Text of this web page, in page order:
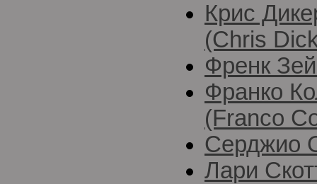
Крис
(Chris
Френк
Франко
(Franco
Серджио
Лари